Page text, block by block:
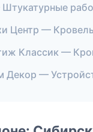
Центр —
Классик —
Декор —